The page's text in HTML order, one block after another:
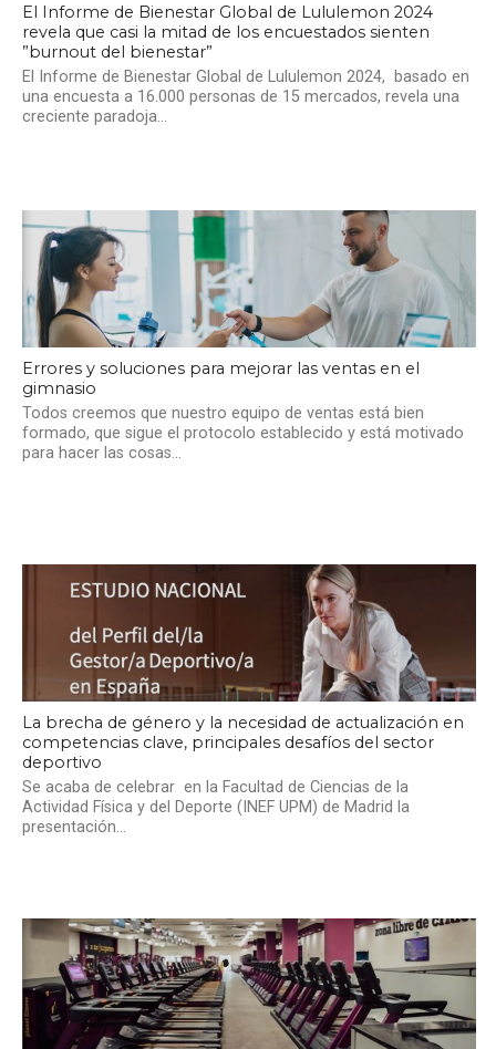
El Informe de Bienestar Global de Lululemon 2024
revela que casi la mitad de los encuestados sienten
”burnout del bienestar”
El Informe de Bienestar Global de Lululemon 2024, basado en
una encuesta a 16.000 personas de 15 mercados, revela una
creciente paradoja...
Errores y soluciones para mejorar las ventas en el
gimnasio
Todos creemos que nuestro equipo de ventas está bien
formado, que sigue el protocolo establecido y está motivado
para hacer las cosas...
La brecha de género y la necesidad de actualización en
competencias clave, principales desafíos del sector
deportivo
Se acaba de celebrar en la Facultad de Ciencias de la
Actividad Física y del Deporte (INEF UPM) de Madrid la
presentación...